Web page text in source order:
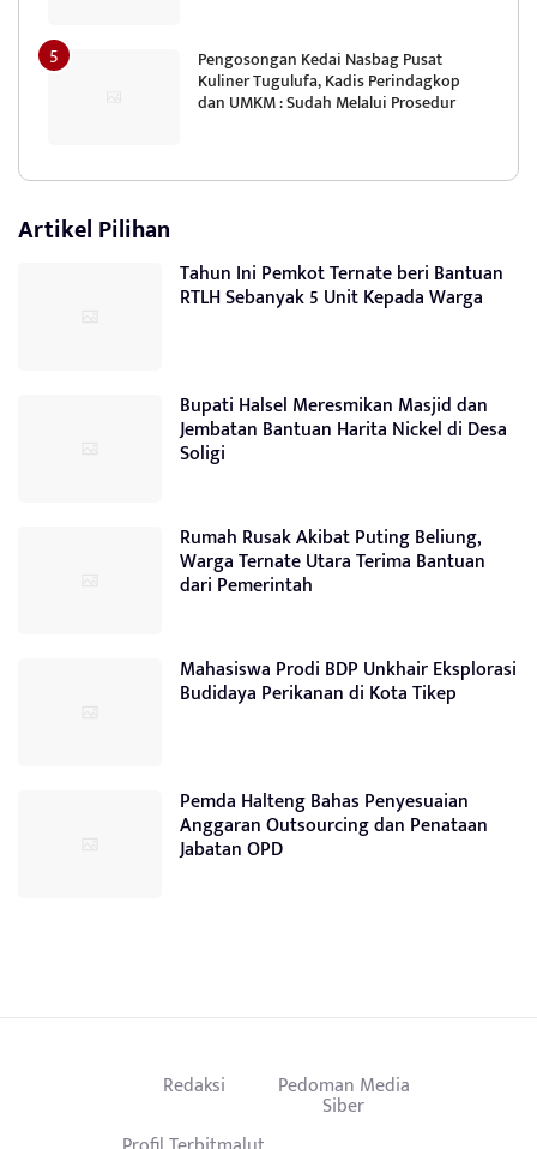
Pengosongan Kedai Nasbag Pusat
Kuliner Tugulufa, Kadis Perindagkop
dan UMKM : Sudah Melalui Prosedur
Artikel Pilihan
Tahun Ini Pemkot Ternate beri Bantuan
RTLH Sebanyak 5 Unit Kepada Warga
Bupati Halsel Meresmikan Masjid dan
Jembatan Bantuan Harita Nickel di Desa
Soligi
Rumah Rusak Akibat Puting Beliung,
Warga Ternate Utara Terima Bantuan
dari Pemerintah
Mahasiswa Prodi BDP Unkhair Eksplorasi
Budidaya Perikanan di Kota Tikep
Pemda Halteng Bahas Penyesuaian
Anggaran Outsourcing dan Penataan
Jabatan OPD
Redaksi Pedoman Media
Siber